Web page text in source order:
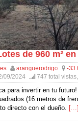
de 960 m²
aranguerodrigo
-
09/2024 747 total
para invertir en tu
(16 metros de
directo con el dueño.
[…]